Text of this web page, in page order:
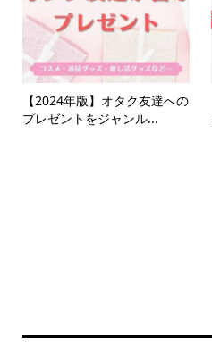
【2024年版】オタク友達への
プレゼントをジャンル...